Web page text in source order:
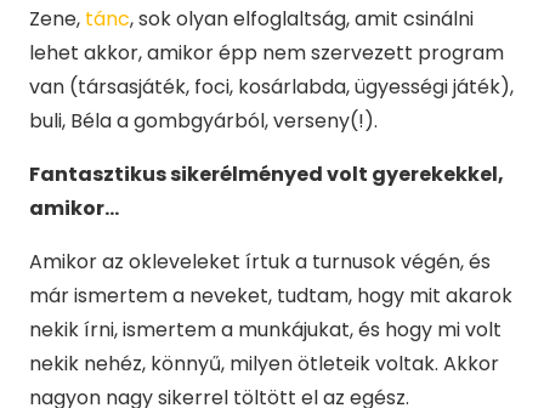
Zene, tánc, sok olyan elfoglaltság, amit csinálni
lehet akkor, amikor épp nem szervezett program
van (társasjáték, foci, kosárlabda, ügyességi játék),
buli, Béla a gombgyárból, verseny(!).
Fantasztikus sikerélményed volt gyerekekkel,
amikor…
Amikor az okleveleket írtuk a turnusok végén, és
már ismertem a neveket, tudtam, hogy mit akarok
nekik írni, ismertem a munkájukat, és hogy mi volt
nekik nehéz, könnyű, milyen ötleteik voltak. Akkor
nagyon nagy sikerrel töltött el az egész.